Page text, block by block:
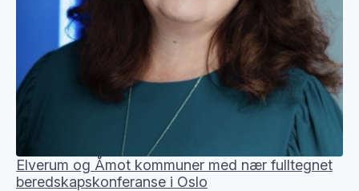
Elverum og Åmot kommuner med nær fulltegnet
beredskapskonferanse i Oslo